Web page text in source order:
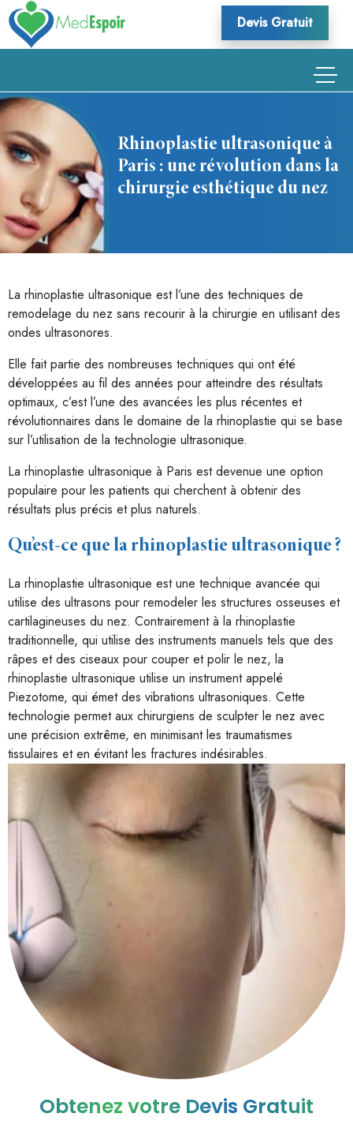
Skip
to
content
Devis Gratuit
Rhinoplastie ultrasonique à
Paris : une révolution dans la
chirurgie esthétique du nez
La rhinoplastie ultrasonique est l’une des techniques de
remodelage du nez sans recourir à la chirurgie en utilisant des
ondes ultrasonores.
Elle fait partie des nombreuses techniques qui ont été
développées au fil des années pour atteindre des résultats
optimaux, c’est l’une des avancées les plus récentes et
révolutionnaires dans le domaine de la rhinoplastie qui se base
sur l’utilisation de la technologie ultrasonique.
La rhinoplastie ultrasonique à Paris est devenue une option
populaire pour les patients qui cherchent à obtenir des
résultats plus précis et plus naturels.
Qu’est-ce que la rhinoplastie ultrasonique ?
La rhinoplastie ultrasonique est une technique avancée qui
utilise des ultrasons pour remodeler les structures osseuses et
cartilagineuses du nez. Contrairement à la rhinoplastie
traditionnelle, qui utilise des instruments manuels tels que des
râpes et des ciseaux pour couper et polir le nez, la
rhinoplastie ultrasonique utilise un instrument appelé
Piezotome, qui émet des vibrations ultrasoniques. Cette
technologie permet aux chirurgiens de sculpter le nez avec
une précision extrême, en minimisant les traumatismes
tissulaires et en évitant les fractures indésirables.
Obtenez votre Devis Gratuit